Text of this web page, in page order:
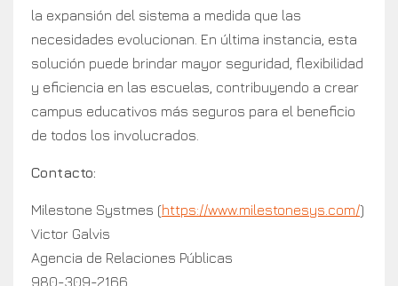
la expansión del sistema a medida que las
necesidades evolucionan. En última instancia, esta
solución puede brindar mayor seguridad, flexibilidad
y eficiencia en las escuelas, contribuyendo a crear
campus educativos más seguros para el beneficio
de todos los involucrados.
Contacto:
Milestone Systmes (https://www.milestonesys.com/)
Victor Galvis
Agencia de Relaciones Públicas
980-309-2166